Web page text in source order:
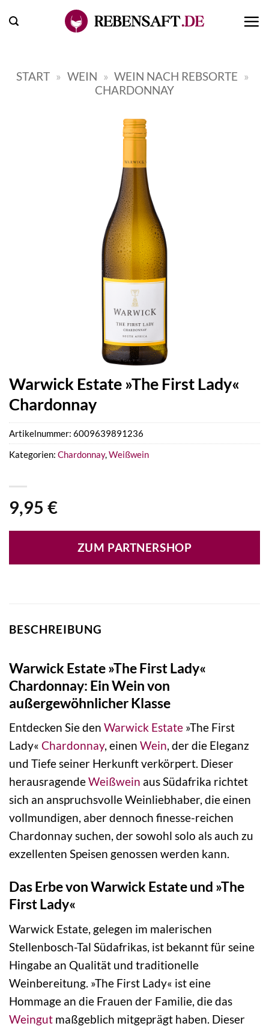
Inhalt
START » WEIN » WEIN NACH REBSORTE »
CHARDONNAY
Warwick Estate »The First Lady«
Chardonnay
9,95 €
ZUM PARTNERSHOP
Artikelnummer: 6009639891236
Kategorien: Chardonnay,Weißwein
BESCHREIBUNG
Warwick Estate »The First Lady«
Chardonnay: Ein Wein von
außergewöhnlicher Klasse
Entdecken Sie den Warwick Estate »The First
Lady« Chardonnay, einen Wein, der die Eleganz
und Tiefe seiner Herkunft verkörpert. Dieser
herausragendeWeißwein aus Südafrika richtet
sich an anspruchsvolle Weinliebhaber, die einen
vollmundigen, aber dennoch finesse-reichen
Chardonnay suchen, der sowohl solo als auch zu
exzellenten Speisen genossen werden kann.
Das Erbe von Warwick Estate und »The
First Lady«
Warwick Estate, gelegen im malerischen
Stellenbosch-Tal Südafrikas, ist bekannt für seine
Hingabe an Qualität und traditionelle
Weinbereitung. »The First Lady« ist eine
Hommage an die Frauen der Familie, die das
Weingut maßgeblich mitgeprägt haben. Dieser